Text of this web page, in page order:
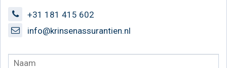
+31 181 415 602
info@krinsenassurantien.nl